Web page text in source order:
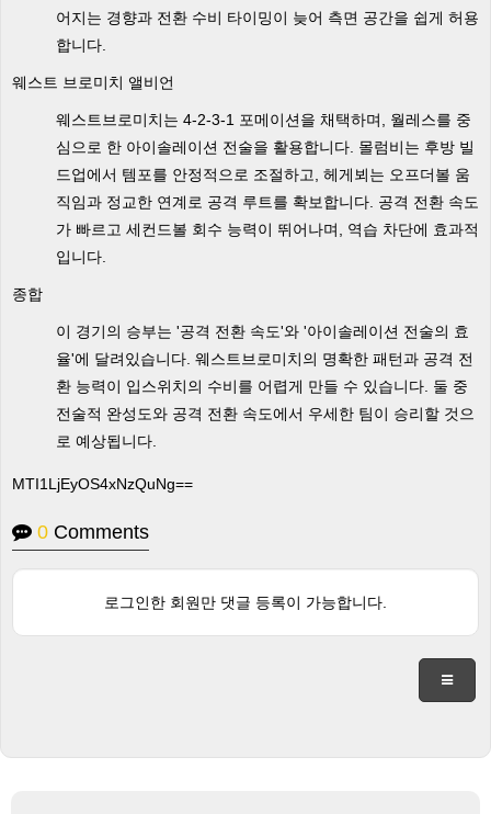
어지는 경향과 전환 수비 타이밍이 늦어 측면 공간을 쉽게 허용
합니다.
웨스트 브로미치 앨비언
웨스트브로미치는 4-2-3-1 포메이션을 채택하며, 월레스를 중
심으로 한 아이솔레이션 전술을 활용합니다. 몰럼비는 후방 빌
드업에서 템포를 안정적으로 조절하고, 헤게뵈는 오프더볼 움
직임과 정교한 연계로 공격 루트를 확보합니다. 공격 전환 속도
가 빠르고 세컨드볼 회수 능력이 뛰어나며, 역습 차단에 효과적
입니다.
종합
이 경기의 승부는 '공격 전환 속도'와 '아이솔레이션 전술의 효
율'에 달려있습니다. 웨스트브로미치의 명확한 패턴과 공격 전
환 능력이 입스위치의 수비를 어렵게 만들 수 있습니다. 둘 중
전술적 완성도와 공격 전환 속도에서 우세한 팀이 승리할 것으
로 예상됩니다.
MTI1LjEyOS4xNzQuNg==
0 Comments
로그인한 회원만 댓글 등록이 가능합니다.